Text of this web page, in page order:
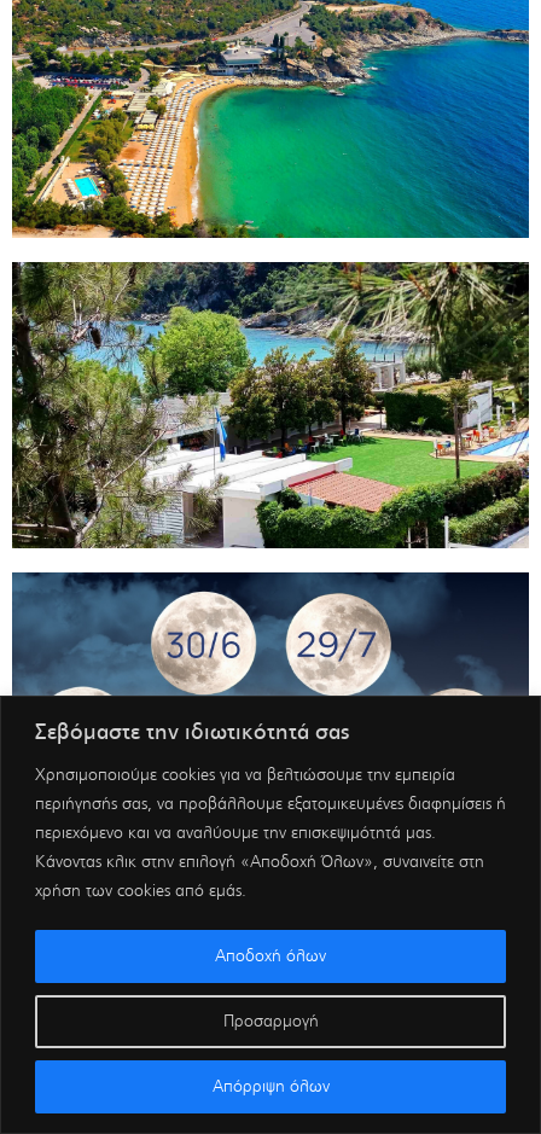
Σεβόμαστε την ιδιωτικότητά σας
Χρησιμοποιούμε cookies για να βελτιώσουμε την εμπειρία
περιήγησής σας, να προβάλλουμε εξατομικευμένες διαφημίσεις ή
περιεχόμενο και να αναλύουμε την επισκεψιμότητά μας.
Κάνοντας κλικ στην επιλογή «Αποδοχή Όλων», συναινείτε στη
χρήση των cookies από εμάς.
Προσαρμογή
Απόρριψη όλων
Αποδοχή όλων